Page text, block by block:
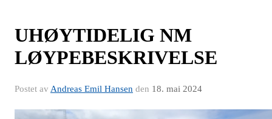
UHØYTIDELIG NM
LØYPEBESKRIVELSE
Postet av Andreas Emil Hansen den 18. mai 2024